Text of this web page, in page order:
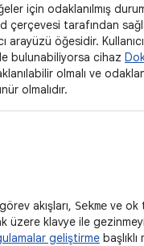
için odaklanılmış
çerçevesi tarafından
arayüzü öğesidir.
bulunabiliyorsa cihaz
olmalı ve
olmalıdır.
akışları, Sekme ve ok
üzere klavye ile
geliştirme başlıklı